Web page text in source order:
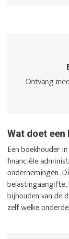
Ontvang
Wat doet een
Een boekhouder
financiële
ondernemingen.
belastingaangifte,
bijhouden van de
zelf welke